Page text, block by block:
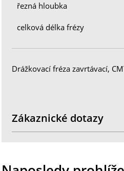
řezná hloubka
celková délka frézy
Drážkovací fréza zavrtávací,
Zákaznické dotazy